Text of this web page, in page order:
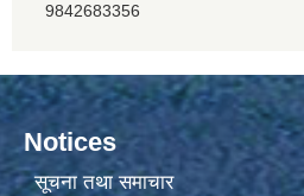
9842683356
Notices
सूचना तथा समाचार